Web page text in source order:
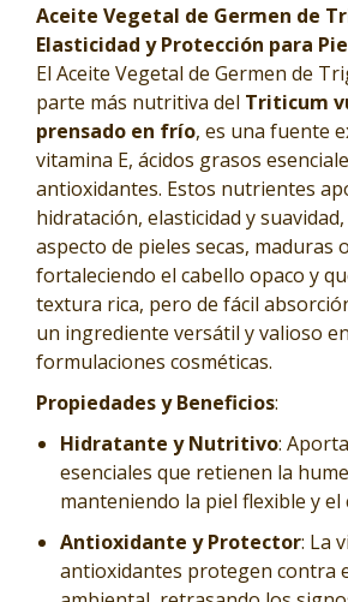
Aceite Vegetal de Germen de
Elasticidad y Protección para
El Aceite Vegetal de Germen de
parte más nutritiva del Triticum
prensado en frío, es una fuente
vitamina E, ácidos grasos
antioxidantes. Estos nutrientes
hidratación, elasticidad y
aspecto de pieles secas, maduras
fortaleciendo el cabello opaco y
textura rica, pero de fácil
un ingrediente versátil y valioso
formulaciones cosméticas.
Propiedades y Beneficios:
Hidratante y Nutritivo:
esenciales que retienen la
manteniendo la piel flexible y el
Antioxidante y Protector: La
antioxidantes protegen contra